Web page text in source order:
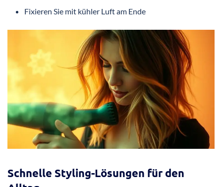
Fixieren Sie mit kühler Luft am Ende
Schnelle Styling-Lösungen für den